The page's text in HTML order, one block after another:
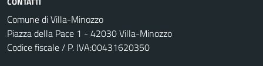
Comune di Villa-Minozzo
Piazza della Pace 1 - 42030 Villa-Minozzo
Codice fiscale / P. IVA:00431620350